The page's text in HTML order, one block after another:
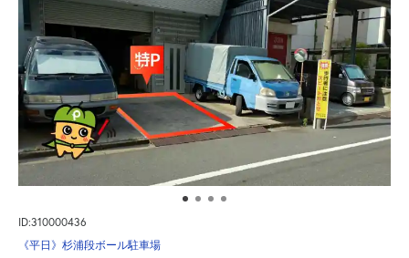
ID:310000436
《平日》杉浦段ボール駐車場